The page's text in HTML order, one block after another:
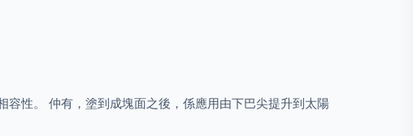
性。 仲有，塗到成塊面之後，係應用由下巴尖提升到太陽